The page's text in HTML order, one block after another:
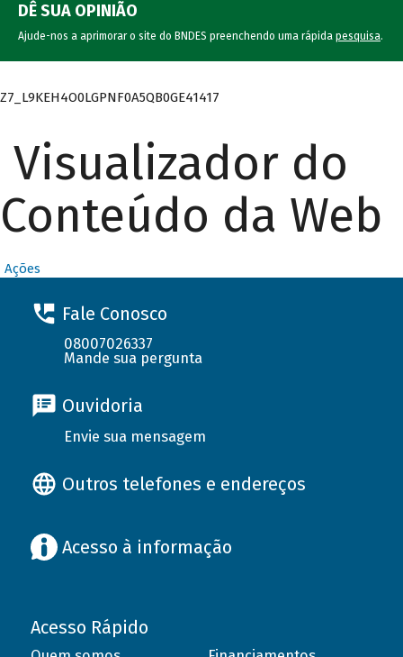
DÊ SUA OPINIÃO
Ajude-nos a aprimorar o site do BNDES preenchendo uma rápida pesquisa.
Z7_L9KEH4O0LGPNF0A5QB0GE41417
Visualizador do
Conteúdo da Web
Ações
Fale Conosco
08007026337
Mande sua pergunta
Ouvidoria
Envie sua mensagem
Outros telefones e endereços
Acesso à informação
Acesso Rápido